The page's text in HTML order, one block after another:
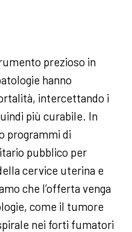
prezioso in
hanno
intercettando i
più curabile. In
programmi di
pubblico per
cervice uterina e
che l’offerta venga
come il tumore
nei forti fumatori